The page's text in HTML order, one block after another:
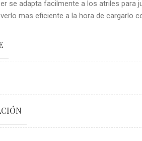
se adapta facilmente a los atriles para
mas eficiente a la hora de cargarlo